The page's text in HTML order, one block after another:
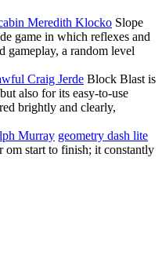
Meredith Klocko Slope
game in which reflexes and
gameplay, a random level
Craig Jerde Block Blast is
also for its easy-to-use
brightly and clearly,
Murray geometry dash lite
om start to finish; it constantly